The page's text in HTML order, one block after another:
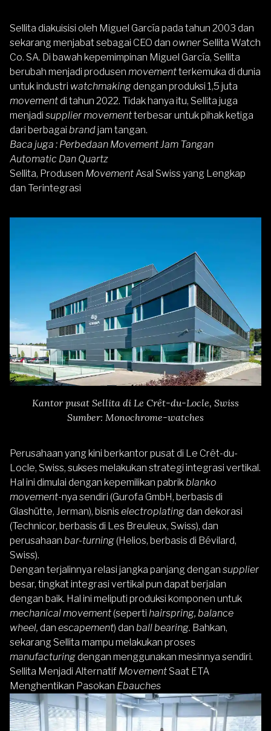
Sellita diakuisisi oleh Miguel García pada tahun 2003 dan
sekarang menjabat sebagai CEO dan owner Sellita Watch
Co. SA. Di bawah kepemimpinan Miguel García, Sellita
berubah menjadi produsen movementterkemuka di dunia
untuk industri watchmakingdengan produksi 1,5 juta
movementdi tahun 2022. Tidak hanya itu, Sellita juga
menjadi supplier movementterbesar untuk pihak ketiga
dari berbagai brandjam tangan.
Baca juga : Perbedaan Movement Jam Tangan
Automatic Dan Quartz
Sellita, Produsen Movement Asal Swiss yang Lengkap
dan Terintegrasi
Kantor pusat Sellita di Le Crêt-du-Locle, Swiss
Sumber: Monochrome-watches
Perusahaan yang kini berkantor pusat di Le Crêt-du-
Locle, Swiss, sukses melakukan strategi integrasi vertikal.
Hal ini dimulai dengan kepemilikan pabrik blanko
movement-nya sendiri (Gurofa GmbH, berbasis di
Glashütte, Jerman), bisniselectroplatingdan dekorasi
(Technicor, berbasis di Les Breuleux, Swiss), dan
perusahaan bar-turning(Helios, berbasis di Bévilard,
Swiss).
Dengan terjalinnya relasi jangka panjang dengan supplier
besar, tingkat integrasi vertikal pun dapat berjalan
dengan baik. Hal ini meliputi produksi komponen untuk
mechanical movement(seperti hairspring, balance
wheel, dan escapement) dan ball bearing. Bahkan,
sekarang Sellita mampu melakukan proses
manufacturingdengan menggunakan mesinnya sendiri.
Sellita Menjadi Alternatif Movement Saat ETA
Menghentikan Pasokan Ebauches